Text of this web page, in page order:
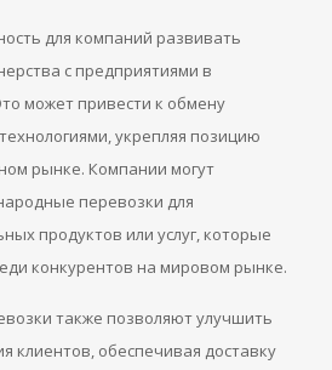
для компаний развивать
с предприятиями в
может привести к обмену
укрепляя позицию
рынке. Компании могут
перевозки для
продуктов или услуг, которые
конкурентов на мировом рынке.
также позволяют улучшить
клиентов, обеспечивая доставку